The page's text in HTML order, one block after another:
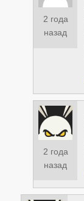
2 года
назад
2 года
назад